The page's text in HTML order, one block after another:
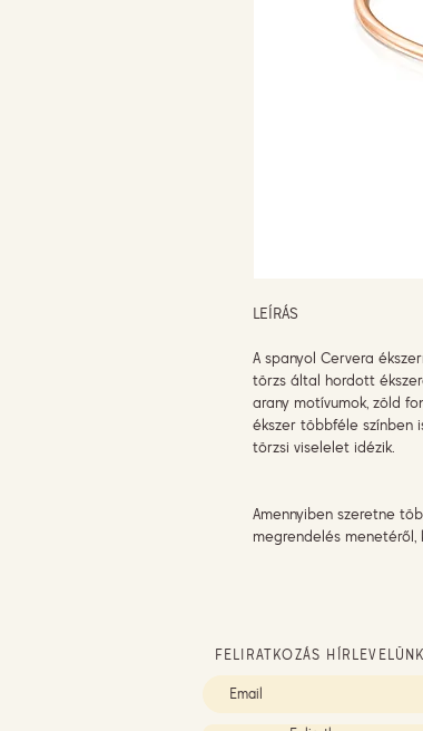
LEÍRÁS
A spanyol Cervera
törzs által hordott
arany motívumok, zöld
ékszer többféle színben
törzsi viselelet idézik.
Amennyiben szeretne
megrendelés menetéről,
FELIRATKOZÁS